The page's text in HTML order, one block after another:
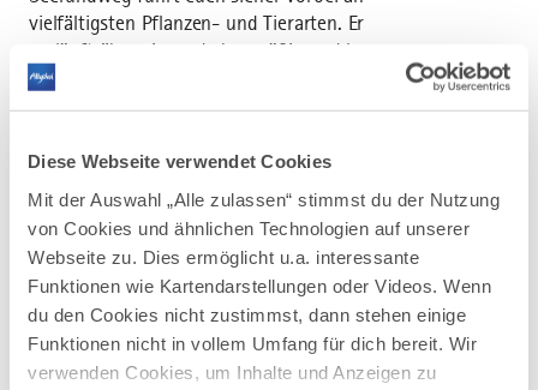
Diese Webseite verwendet Cookies
Mit der Auswahl „Alle zulassen“ stimmst du der Nutzung
von Cookies und ähnlichen Technologien auf unserer
Webseite zu. Dies ermöglicht u.a. interessante
Funktionen wie Kartendarstellungen oder Videos. Wenn
du den Cookies nicht zustimmst, dann stehen einige
Funktionen nicht in vollem Umfang für dich bereit. Wir
verwenden Cookies, um Inhalte und Anzeigen zu
vielfältigsten Pflanzen- und Tierarten. Er
verläuft überwiegend ebenmäßig und kann so
zum Beispiel auch ohne große
Kraftanstrengung von Kindern geradelt
nimmt auch die Kleinsten mit auf einen
spannenden Entdeckungsspaziergang.
AUF DER ALLGÄU KARTE